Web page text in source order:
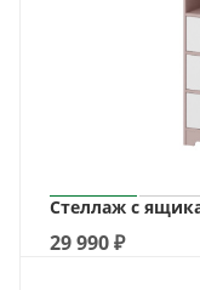
Стеллаж с
29 990₽